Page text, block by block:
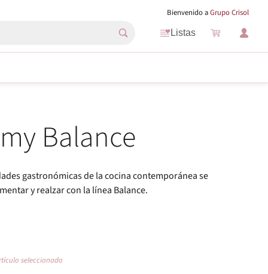
Bienvenido aGrupo Crisol
Listas
Balance
gastronómicas de la cocina contemporánea se
y realzar con la línea Balance.
seleccionado